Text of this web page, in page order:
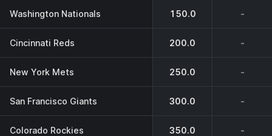
Washington Nationals 150.0 -
Cincinnati Reds 200.0 -
New York Mets 250.0 -
San Francisco Giants 300.0 -
Colorado Rockies 350.0 -